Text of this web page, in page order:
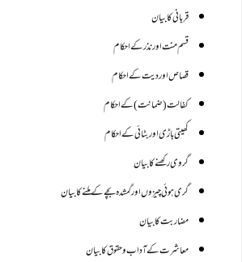
قربانی کا بیان
قسم منت اور نذر کے احکام
قصاص اور دیت کے احکام
کفالت (ضمانت) کے احکام
کھیتی باڑی اور بٹائی کے احکام
گروی رکھنے کا بیان
گری ہوئی چیزوں اورگمشدہ بچے کے ملنے کا بیان
مضاربت کا بیان
معاشرت کے آداب و حقوق کا بیان